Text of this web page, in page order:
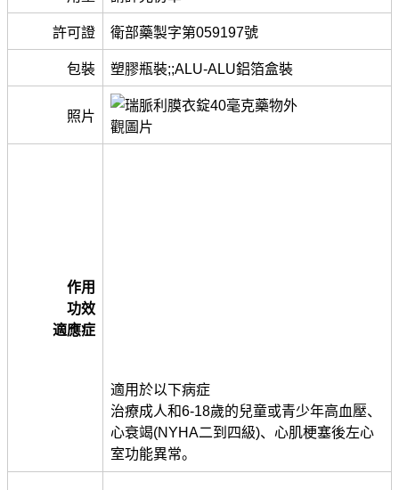
許可證 衛部藥製字第059197號
包裝 塑膠瓶裝;;ALU-ALU鋁箔盒裝
照片
作用
功效
適應症
適用於以下病症
治療成人和6-18歲的兒童或青少年高血壓、
心衰竭(NYHA二到四級)、心肌梗塞後左心
室功能異常。